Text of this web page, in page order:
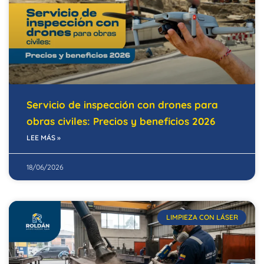
Servicio de inspección con drones para
obras civiles: Precios y beneficios 2026
LEE MÁS »
18/06/2026
LIMPIEZA CON LÁSER